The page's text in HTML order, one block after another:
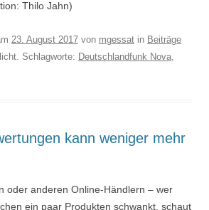
Thilo Jahn)
23. August 2017 von mgessat in Beiträge
Schlagworte: Deutschlandfunk Nova,
kann weniger mehr
oder anderen Online-Händlern – wer
ein paar Produkten schwankt, schaut